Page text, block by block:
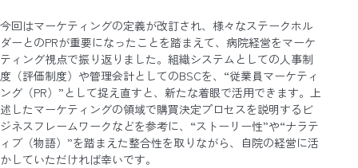
今回はマーケティングの定義が改訂され、様々なステークホル
ダーとのPRが重要になったことを踏まえて、病院経営をマーケ
ティング視点で振り返りました。組織システムとしての人事制
度（評価制度）や管理会計としてのBSCを、“従業員マーケティ
ング（PR）”として捉え直すと、新たな着眼で活用できます。上
述したマーケティングの領域で購買決定プロセスを説明するビ
ジネスフレームワークなどを参考に、“ストーリー性”や“ナラテ
ィブ（物語）”を踏まえた整合性を取りながら、自院の経営に活
かしていただければ幸いです。